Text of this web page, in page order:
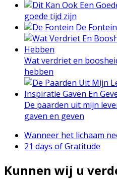
goede tijd zijn
De Fontein
Wat verdriet en
hebben
De paarden uit mijn
gaven en geven
Wanneer het lichaam
21 days of Gratitude
Kunnen wij u